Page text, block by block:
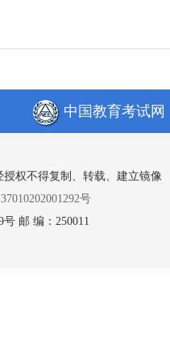
中国教育考试网
权不得复制、转载、建立镜像
号
邮 编：250011